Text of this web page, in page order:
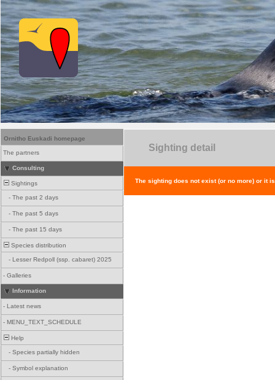
Ornitho Euskadi homepage
The partners
Consulting
Sightings
- The past 2 days
- The past 5 days
- The past 15 days
Species distribution
- Lesser Redpoll (ssp. cabaret) 2025
- Galleries
Information
- Latest news
- MENU_TEXT_SCHEDULE
Help
- Species partially hidden
- Symbol explanation
Sighting detail
The sighting does not exist (or no more) or it